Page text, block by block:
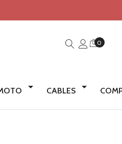
0
CABLES